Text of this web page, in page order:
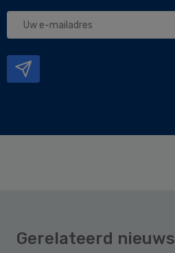
Uw
Gerelateerd nieuws